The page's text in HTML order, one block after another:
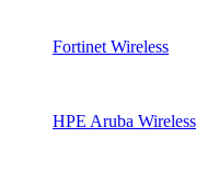
Fortinet Wireless
HPE Aruba Wireless